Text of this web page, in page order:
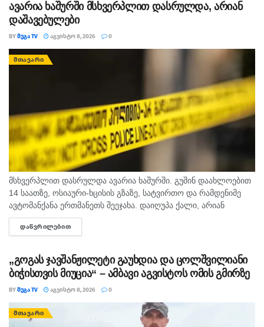
ავარია ხაშურში მსხვერპლით დასრულდა, არიან
დაშავებულები
BYᲛᲔᲒᲐ TV ᲐᲒᲕᲘᲡᲢᲝ 8, 2026 0
ᲛᲗᲐᲕᲐᲠᲘ
მსხვერპლით დასრულდა ავარია ხაშურში. გუშინ დაახლოებით
14 საათზე, ოსიაური-ხცისის გზაზე, სატვირთო და რამდენიმე
ავტომანქანა ერთმანეთს შეეჯახა. დაიღუპა ქალი, არიან
დაშავებულებიც. შსს-ს ინფორმაციით, გამოძიება 276-ე მუხლის
მე-6 ნაწილით მიმდინარეობს.
ᲓᲐᲬᲕᲠᲘᲚᲔᲑᲘᲗ
„გოგას ჯავშანჟილეტი გაუხდია და ცოლშვილიანი
ბიჭისთვის მიუცია“ – ამბავი აგვისტოს ომის გმირზე
BYᲛᲔᲒᲐ TV ᲐᲒᲕᲘᲡᲢᲝ 8, 2026 0
ᲛᲗᲐᲕᲐᲠᲘ